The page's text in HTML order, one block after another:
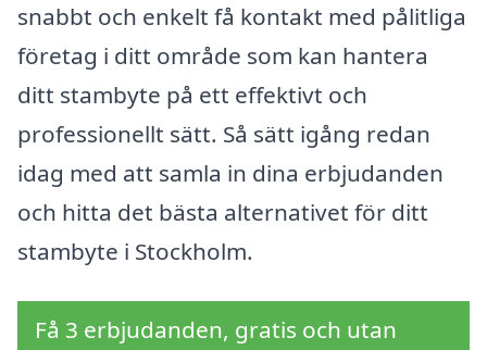
snabbt och enkelt få kontakt med pålitliga
företag i ditt område som kan hantera
ditt stambyte på ett effektivt och
professionellt sätt. Så sätt igång redan
idag med att samla in dina erbjudanden
och hitta det bästa alternativet för ditt
stambyte i Stockholm.
Få 3 erbjudanden, gratis och utan